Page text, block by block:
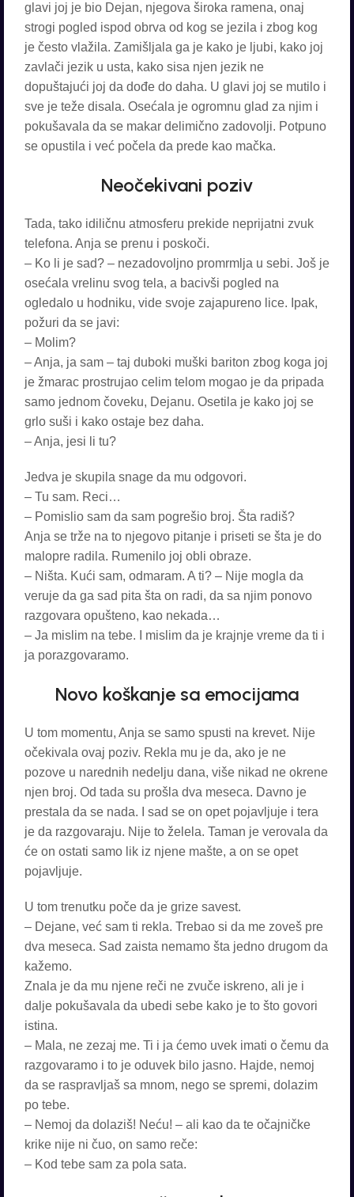
glavi joj je bio Dejan, njegova široka ramena, onaj
strogi pogled ispod obrva od kog se jezila i zbog kog
je često vlažila. Zamišljala ga je kako je ljubi, kako joj
zavlači jezik u usta, kako sisa njen jezik ne
dopuštajući joj da dođe do daha. U glavi joj se mutilo i
sve je teže disala. Osećala je ogromnu glad za njim i
pokušavala da se makar delimično zadovolji. Potpuno
se opustila i već počela da prede kao mačka.
Neočekivani poziv
Tada, tako idiličnu atmosferu prekide neprijatni zvuk
telefona. Anja se prenu i poskoči.
– Ko li je sad? – nezadovoljno promrmlja u sebi. Još je
osećala vrelinu svog tela, a bacivši pogled na
ogledalo u hodniku, vide svoje zajapureno lice. Ipak,
požuri da se javi:
– Molim?
– Anja, ja sam – taj duboki muški bariton zbog koga joj
je žmarac prostrujao celim telom mogao je da pripada
samo jednom čoveku, Dejanu. Osetila je kako joj se
grlo suši i kako ostaje bez daha.
– Anja, jesi li tu?
Jedva je skupila snage da mu odgovori.
– Tu sam. Reci…
– Pomislio sam da sam pogrešio broj. Šta radiš?
Anja se trže na to njegovo pitanje i priseti se šta je do
malopre radila. Rumenilo joj obli obraze.
– Ništa. Kući sam, odmaram. A ti? – Nije mogla da
veruje da ga sad pita šta on radi, da sa njim ponovo
razgovara opušteno, kao nekada…
– Ja mislim na tebe. I mislim da je krajnje vreme da ti i
ja porazgovaramo.
Novo koškanje sa emocijama
U tom momentu, Anja se samo spusti na krevet. Nije
očekivala ovaj poziv. Rekla mu je da, ako je ne
pozove u narednih nedelju dana, više nikad ne okrene
njen broj. Od tada su prošla dva meseca. Davno je
prestala da se nada. I sad se on opet pojavljuje i tera
je da razgovaraju. Nije to želela. Taman je verovala da
će on ostati samo lik iz njene mašte, a on se opet
pojavljuje.
U tom trenutku poče da je grize savest.
– Dejane, već sam ti rekla. Trebao si da me zoveš pre
dva meseca. Sad zaista nemamo šta jedno drugom da
kažemo.
Znala je da mu njene reči ne zvuče iskreno, ali je i
dalje pokušavala da ubedi sebe kako je to što govori
istina.
– Mala, ne zezaj me. Ti i ja ćemo uvek imati o čemu da
razgovaramo i to je oduvek bilo jasno. Hajde, nemoj
da se raspravljaš sa mnom, nego se spremi, dolazim
po tebe.
– Nemoj da dolaziš! Neću! – ali kao da te očajničke
krike nije ni čuo, on samo reče:
– Kod tebe sam za pola sata.